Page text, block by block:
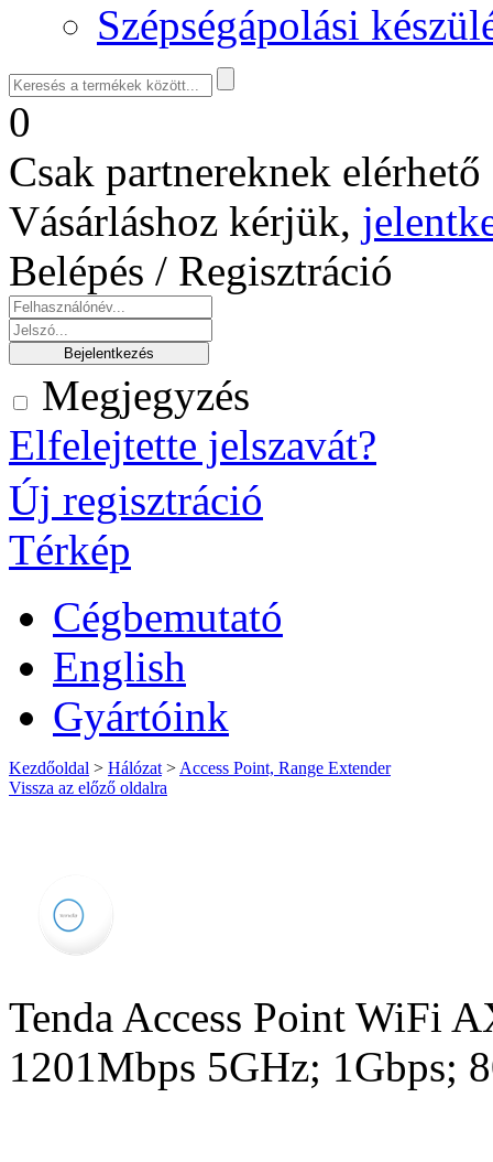
Szépségápolási
0
Csak partnereknek
Vásárláshoz kérjük,
Belépés / Regisztráció
Megjegyzés
Elfelejtette jelszavát?
Új regisztráció
Térkép
Cégbemutató
English
Gyártóink
Kezdőoldal > Hálózat > Access Point, Range Extender
Vissza az előző oldalra
Tenda Access Point WiFi
1201Mbps 5GHz; 1Gbps;